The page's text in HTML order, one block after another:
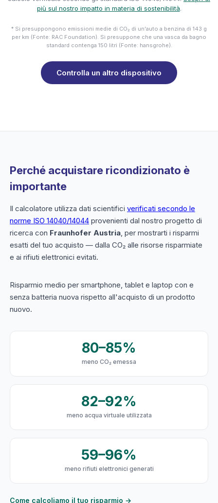
più sul nostro impatto in materia di sostenibilità.
* Si presuppongono emissioni medie di CO₂ di un'auto a benzina di 143 g
per km (Fonte: RAC Foundation). Si presuppone che una vasca da bagno
standard contenga 150 litri (Fonte: hansgrohe).
Controlla un altro dispositivo
Perché acquistare ricondizionato è
importante
Il calcolatore utilizza dati scientifici verificati secondo le
norme ISO 14040/14044 provenienti dal nostro progetto di
ricerca con Fraunhofer Austria, per mostrarti i risparmi
esatti del tuo acquisto — dalla CO₂ alle risorse risparmiate
e ai rifiuti elettronici evitati.
Risparmio medio per smartphone, tablet e laptop con e
senza batteria nuova rispetto all'acquisto di un prodotto
nuovo.
80–85%
meno CO₂ emessa
82–92%
meno acqua virtuale utilizzata
59–96%
meno rifiuti elettronici generati
Come calcoliamo il tuo risparmio →